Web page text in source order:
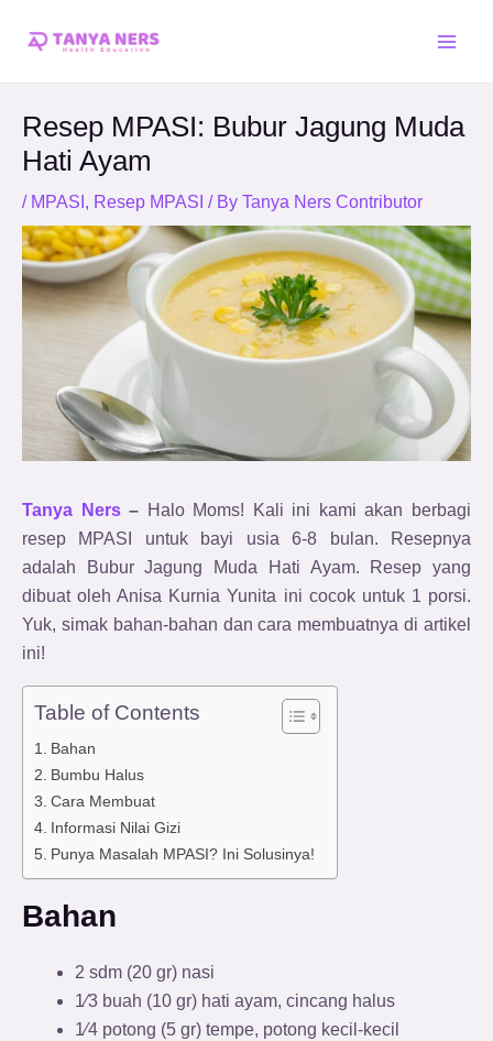
Resep MPASI: Bubur Jagung Muda
Hati Ayam
/ MPASI , Resep MPASI / By Tanya Ners Contributor
Tanya Ners– Halo Moms! Kali ini kami akan berbagi
resep MPASI untuk bayi usia 6-8 bulan. Resepnya
adalah Bubur Jagung Muda Hati Ayam. Resep yang
dibuat oleh Anisa Kurnia Yunita ini cocok untuk 1 porsi.
Yuk, simak bahan-bahan dan cara membuatnya di artikel
ini!
Table of Contents
Bahan
Bumbu Halus
Cara Membuat
Informasi Nilai Gizi
Punya Masalah MPASI? Ini Solusinya!
Bahan
2 sdm (20 gr) nasi
1⁄3 buah (10 gr) hati ayam, cincang halus
1⁄4 potong (5 gr) tempe, potong kecil-kecil
navigation